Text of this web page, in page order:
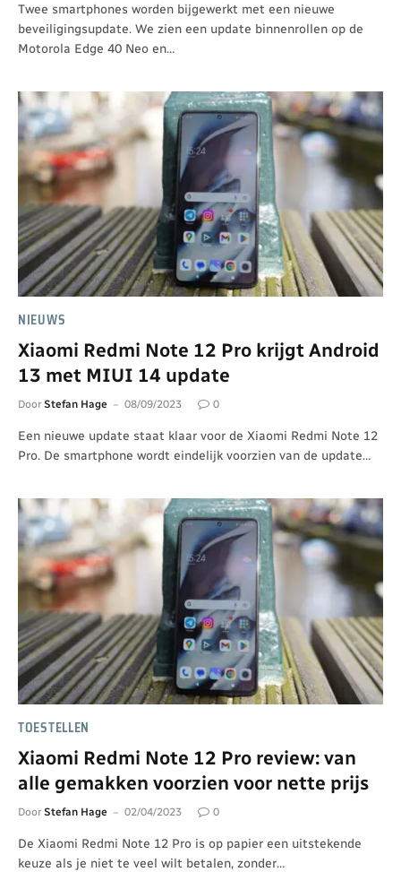
Twee smartphones worden bijgewerkt met een nieuwe
beveiligingsupdate. We zien een update binnenrollen op de
Motorola Edge 40 Neo en…
NIEUWS
Xiaomi Redmi Note 12 Pro krijgt Android
13 met MIUI 14 update
Door Stefan Hage 08/09/2023 0
Een nieuwe update staat klaar voor de Xiaomi Redmi Note 12
Pro. De smartphone wordt eindelijk voorzien van de update…
TOESTELLEN
Xiaomi Redmi Note 12 Pro review: van
alle gemakken voorzien voor nette prijs
Door Stefan Hage 02/04/2023 0
De Xiaomi Redmi Note 12 Pro is op papier een uitstekende
keuze als je niet te veel wilt betalen, zonder…